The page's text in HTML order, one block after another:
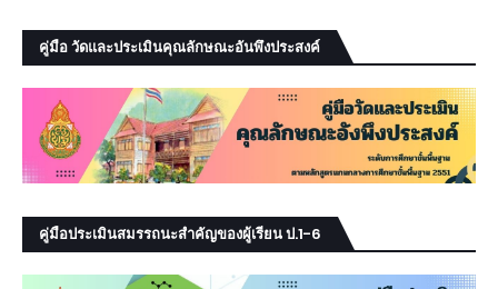
คู่มือ วัดและประเมินคุณลักษณะอันพึงประสงค์
คู่มือประเมินสมรรถนะสำคัญของผู้เรียน ป.1-6